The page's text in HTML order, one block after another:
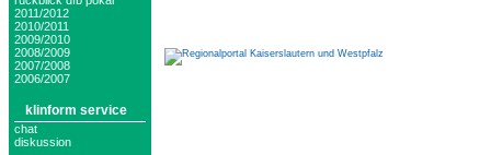
2011/2012
2010/2011
2009/2010
2008/2009
2007/2008
2006/2007
klinform service
chat
diskussion